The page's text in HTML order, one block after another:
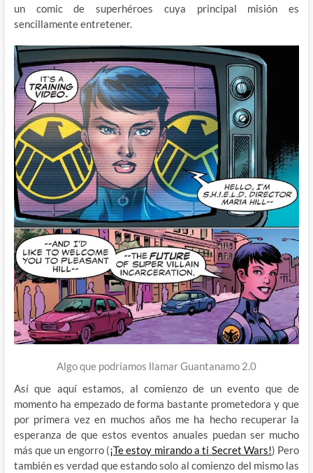
un comic de superhéroes cuya principal misión es
sencillamente entretener.
Algo que podríamos llamar Guantanamo 2.0
Así que aquí estamos, al comienzo de un evento que de
momento ha empezado de forma bastante prometedora y que
por primera vez en muchos años me ha hecho recuperar la
esperanza de que estos eventos anuales puedan ser mucho
más que un engorro (¡Te estoy mirando a ti Secret Wars!) Pero
también es verdad que estando solo al comienzo del mismo las